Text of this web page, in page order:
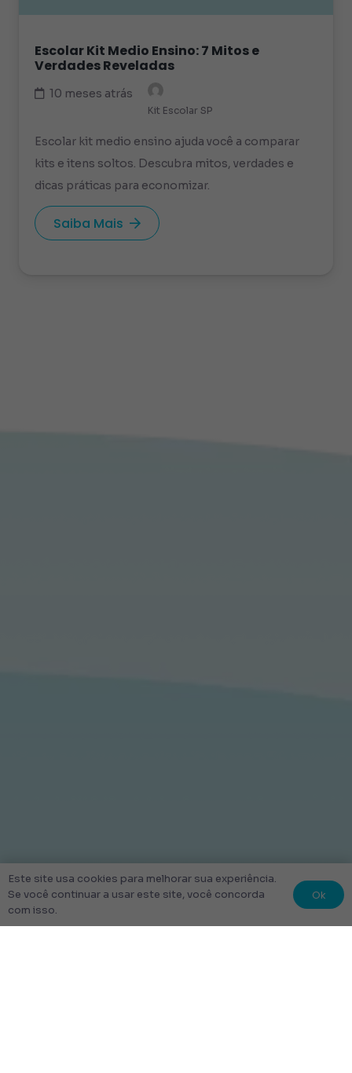
Escolar Kit Medio Ensino: 7 Mitos e
Verdades Reveladas
10 meses atrás
Kit Escolar SP
Escolar kit medio ensino ajuda você a comparar
kits e itens soltos. Descubra mitos, verdades e
dicas práticas para economizar.
Saiba Mais
Este site usa cookies para melhorar sua experiência.
Se você continuar a usar este site, você concorda
com isso.
Ok